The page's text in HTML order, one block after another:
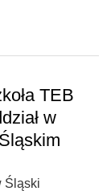
TEB
w
Śląski